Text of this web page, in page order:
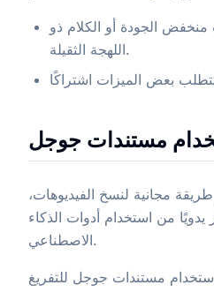
الجودة أو الكلام ذو
اللهجة الثقيلة.
مجانية لنسخ الفيديوهات،
يدويًا من استخدام أدوات الذكاء
الاصطناعي.